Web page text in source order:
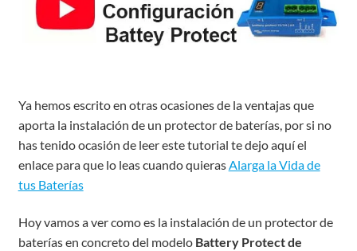
Ya hemos escrito en otras ocasiones de la ventajas que
aporta la instalación de un protector de baterías, por si no
has tenido ocasión de leer este tutorial te dejo aquí el
enlace para que lo leas cuando quieras Alarga la Vida de
tus Baterías
Hoy vamos a ver como es la instalación de un protector de
baterías en concreto del modelo Battery Protect de